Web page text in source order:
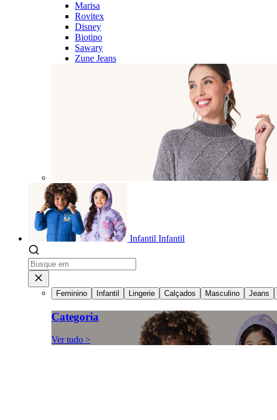
Marisa
Rovitex
Disney
Biotipo
Sawary
Zune Jeans
Infantil Infantil
Feminino Infantil Lingerie Calçados Masculino Jeans
Categoria
Ver tudo >